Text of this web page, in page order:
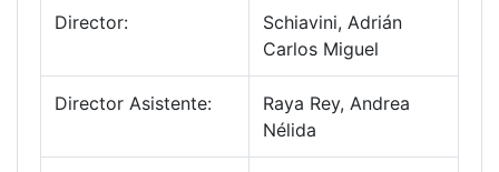
Director:
Schiavini, Adrián
Carlos Miguel
Director Asistente:
Raya Rey, Andrea
Nélida